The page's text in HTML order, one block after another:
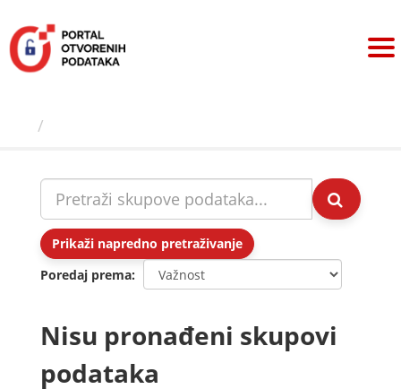
sadržaj
Prikaži napredno pretraživanje
Poredaj prema
Nisu pronađeni skupovi
podataka